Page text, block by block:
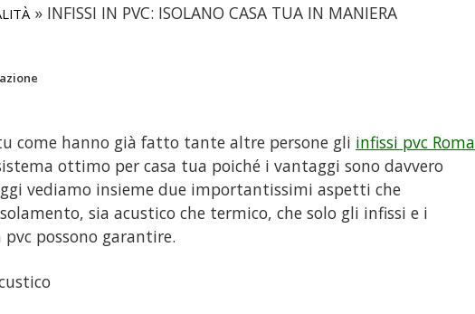
» INFISSI IN PVC: ISOLANO CASA TUA IN MANIERA
come hanno già fatto tante altre persone gli infissi pvc Roma
ottimo per casa tua poiché i vantaggi sono davvero
vediamo insieme due importantissimi aspetti che
sia acustico che termico, che solo gli infissi e i
possono garantire.